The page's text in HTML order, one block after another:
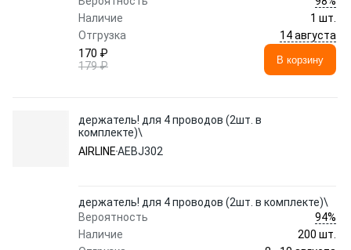
Наличие
1 шт.
Отгрузка
14 августа
170 ₽
179 ₽
В корзину
держатель! для 4 проводов (2шт. в
комплекте)\
AIRLINEAEBJ302
держатель! для 4 проводов (2шт. в комплекте)\
Вероятность
94%
Наличие
200 шт.